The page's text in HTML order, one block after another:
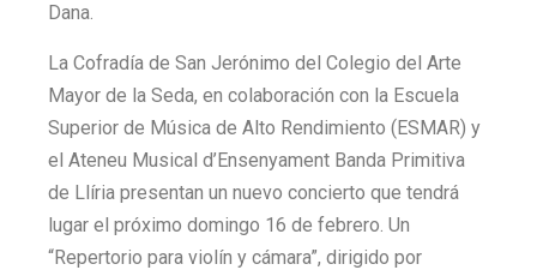
Dana.
La Cofradía de San Jerónimo del Colegio del Arte
Mayor de la Seda, en colaboración con la Escuela
Superior de Música de Alto Rendimiento (ESMAR) y
el Ateneu Musical d’Ensenyament Banda Primitiva
de Llíria presentan un nuevo concierto que tendrá
lugar el próximo domingo 16 de febrero. Un
“Repertorio para violín y cámara”, dirigido por